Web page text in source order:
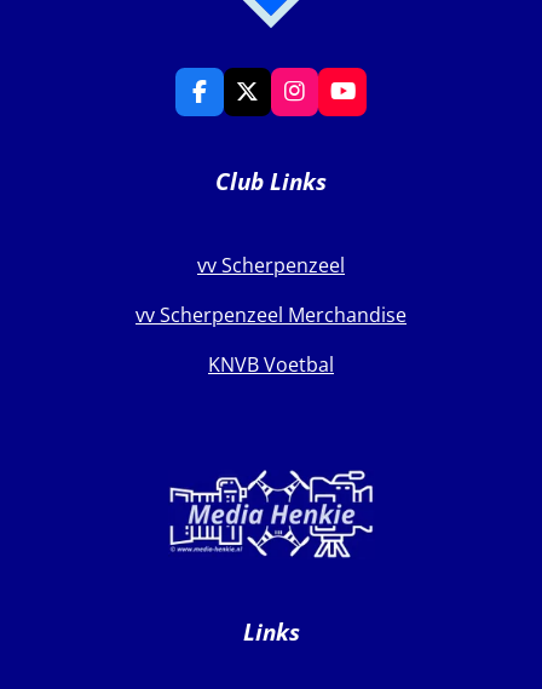
F
a
X
I
n
a
m
Y
o
Club Links
vv Scherpenzeel
vv Scherpenzeel Merchandise
KNVB Voetbal
Links